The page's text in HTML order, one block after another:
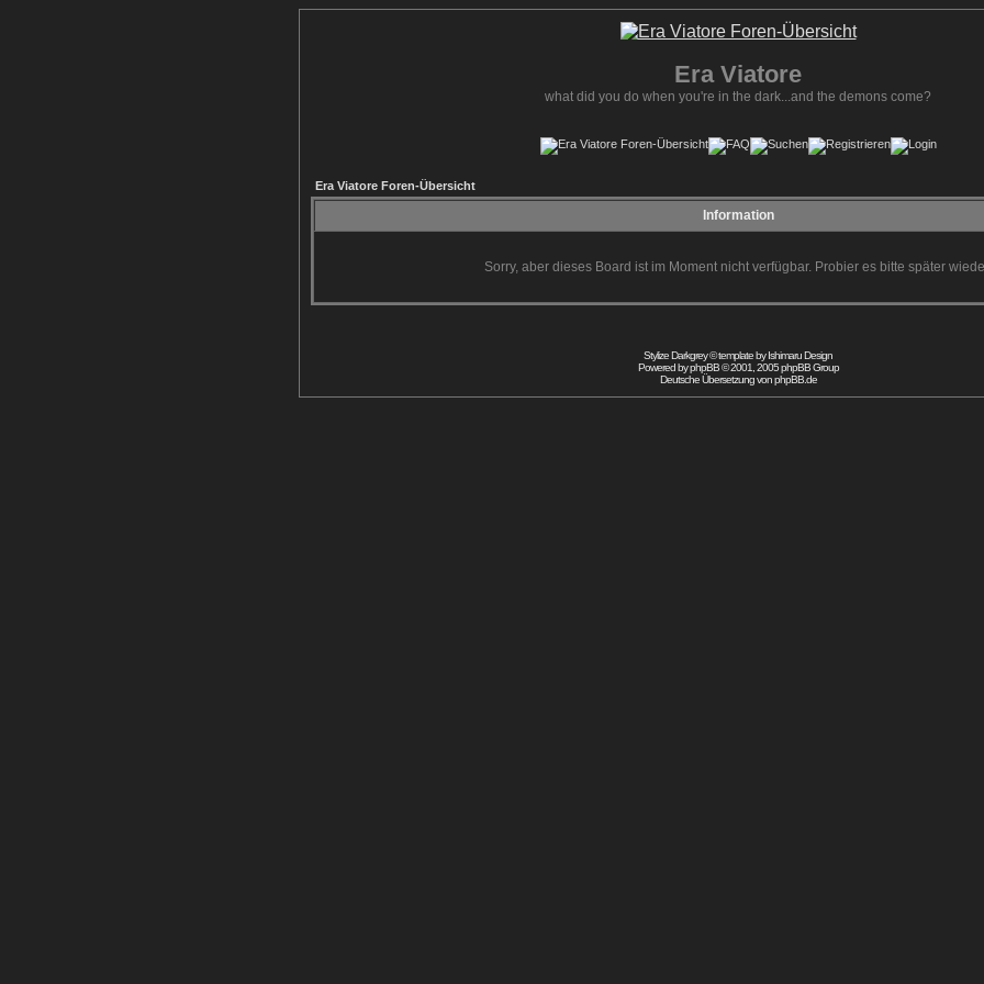
Era Viatore
what did you do when you're in the dark...and the demons come?
Era Viatore Foren-Übersicht
Information
Sorry, aber dieses Board ist im Moment nicht verfügbar. Probier es bitte später
Stylize Darkgrey © template byIshimaru Design
Powered byphpBB© 2001, 2005 phpBB Group
Deutsche Übersetzung vonphpBB.de